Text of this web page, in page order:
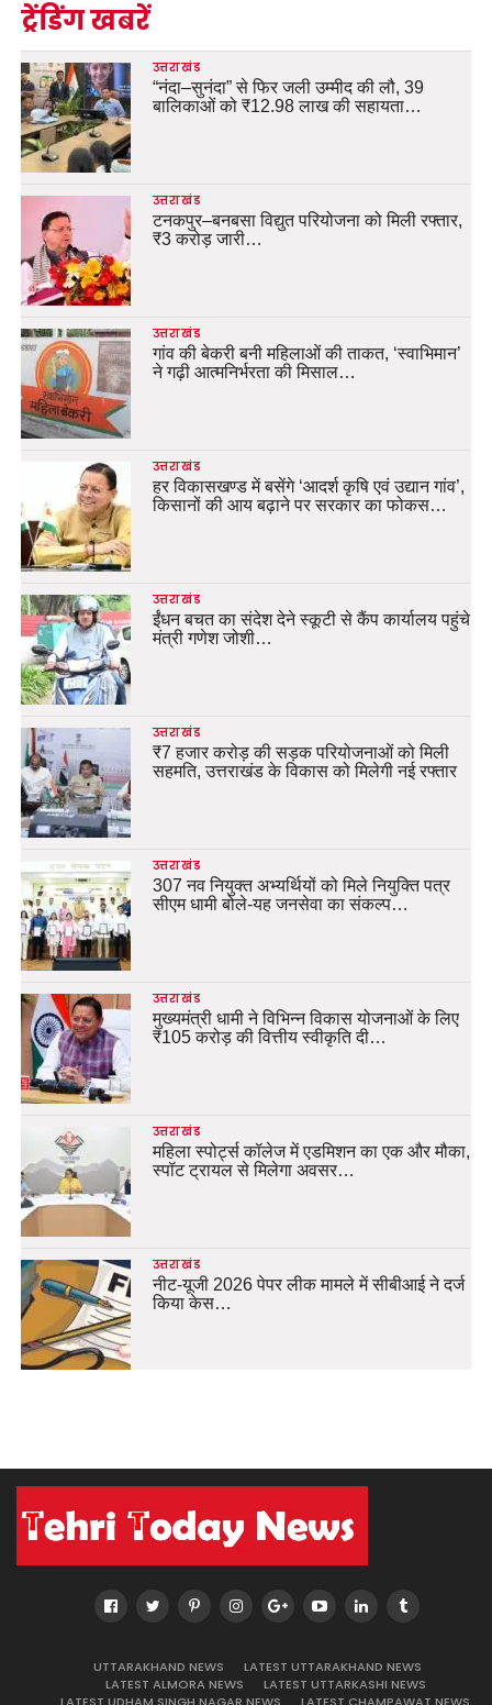
ट्रेंडिंग खबरें
उत्तराखंड
“नंदा–सुनंदा” से फिर जली उम्मीद की लौ, 39
बालिकाओं को ₹12.98 लाख की सहायता…
उत्तराखंड
टनकपुर–बनबसा विद्युत परियोजना को मिली रफ्तार,
₹3 करोड़ जारी…
उत्तराखंड
गांव की बेकरी बनी महिलाओं की ताकत, ‘स्वाभिमान’
ने गढ़ी आत्मनिर्भरता की मिसाल…
उत्तराखंड
हर विकासखण्ड में बसेंगे ‘आदर्श कृषि एवं उद्यान गांव’,
किसानों की आय बढ़ाने पर सरकार का फोकस…
उत्तराखंड
ईंधन बचत का संदेश देने स्कूटी से कैंप कार्यालय पहुंचे
मंत्री गणेश जोशी…
उत्तराखंड
₹7 हजार करोड़ की सड़क परियोजनाओं को मिली
सहमति, उत्तराखंड के विकास को मिलेगी नई रफ्तार
उत्तराखंड
307 नव नियुक्त अभ्यर्थियों को मिले नियुक्ति पत्र
सीएम धामी बोले-यह जनसेवा का संकल्प…
उत्तराखंड
मुख्यमंत्री धामी ने विभिन्न विकास योजनाओं के लिए
₹105 करोड़ की वित्तीय स्वीकृति दी…
उत्तराखंड
महिला स्पोर्ट्स कॉलेज में एडमिशन का एक और मौका,
स्पॉट ट्रायल से मिलेगा अवसर…
उत्तराखंड
नीट-यूजी 2026 पेपर लीक मामले में सीबीआई ने दर्ज
किया केस…
UTTARAKHAND NEWS
LATEST UTTARAKHAND NEWS
LATEST ALMORA NEWS
LATEST UTTARKASHI NEWS